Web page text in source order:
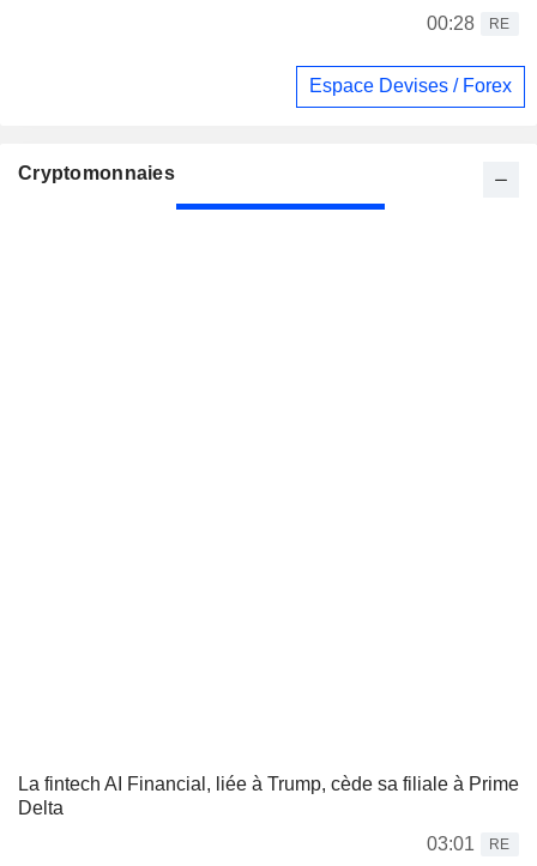
00:28
RE
Espace Devises / Forex
Cryptomonnaies
La fintech AI Financial, liée à Trump, cède sa filiale à Prime
Delta
03:01
RE